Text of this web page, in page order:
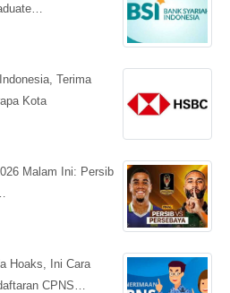
Terima
Kota
Malam Ini: Persib
Hoaks, Ini Cara
CPNS…